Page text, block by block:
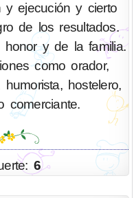
y ejecución y cierto
de los resultados.
y de la familia.
como orador,
humorista, hostelero,
comerciante.
6